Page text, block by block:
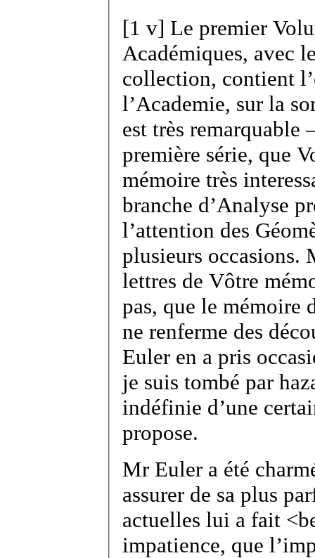
[1 v] Le premier
Académiques, avec
collection, contient
l’Academie, sur la
est très remarquable
première série, que
mémoire très
branche d’Analyse
l’attention des
plusieurs occasions.
lettres de Vôtre
pas, que le mémoire
ne renferme des
Euler en a pris
je suis tombé par
indéfinie d’une
propose.
Mr Euler a été
assurer de sa plus
actuelles lui a fait
impatience, que